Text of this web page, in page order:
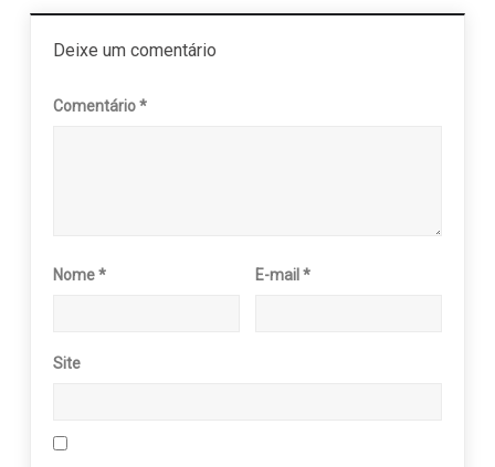
Deixe um comentário
Comentário*
Nome* E-mail*
Site